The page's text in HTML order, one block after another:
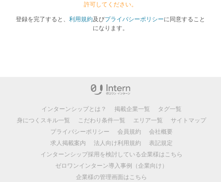
許可してください。
登録を完了すると、 利用規約及びプライバシーポリシーに同意すること
になります。
インターンシップとは？ 掲載企業一覧
タグ一覧
身につくスキル一覧
こだわり条件一覧 エリア一覧
サイトマップ
プライバシーポリシー
会員規約
会社概要
求人掲載案内
法人向け利用規約
表記規定
インターンシップ採用を検討している企業様はこちら
ゼロワンインターン導入事例（企業向け）
企業様の管理画面はこちら